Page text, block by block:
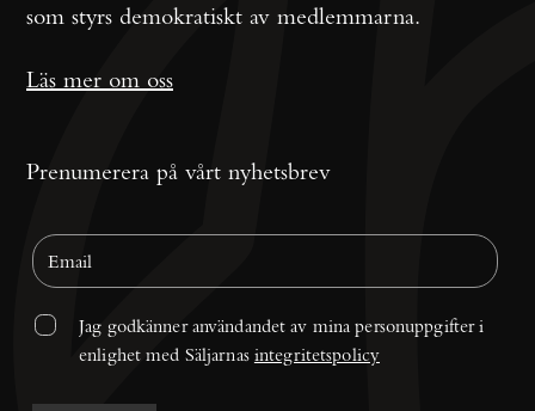
som styrs demokratiskt av medlemmarna.
Läs mer om oss
Prenumerera på vårt nyhetsbrev
Jag godkänner användandet av mina personuppgifter i
enlighet med Säljarnas integritetspolicy